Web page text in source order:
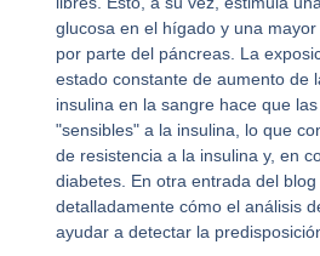
glucosa en el hígado y una
por parte del páncreas. La
estado constante de aumento de
insulina en la sangre hace que
"sensibles" a la insulina, lo que
de resistencia a la insulina y, en
diabetes. En otra entrada del blog
detalladamente cómo el análisis
ayudar a detectar la